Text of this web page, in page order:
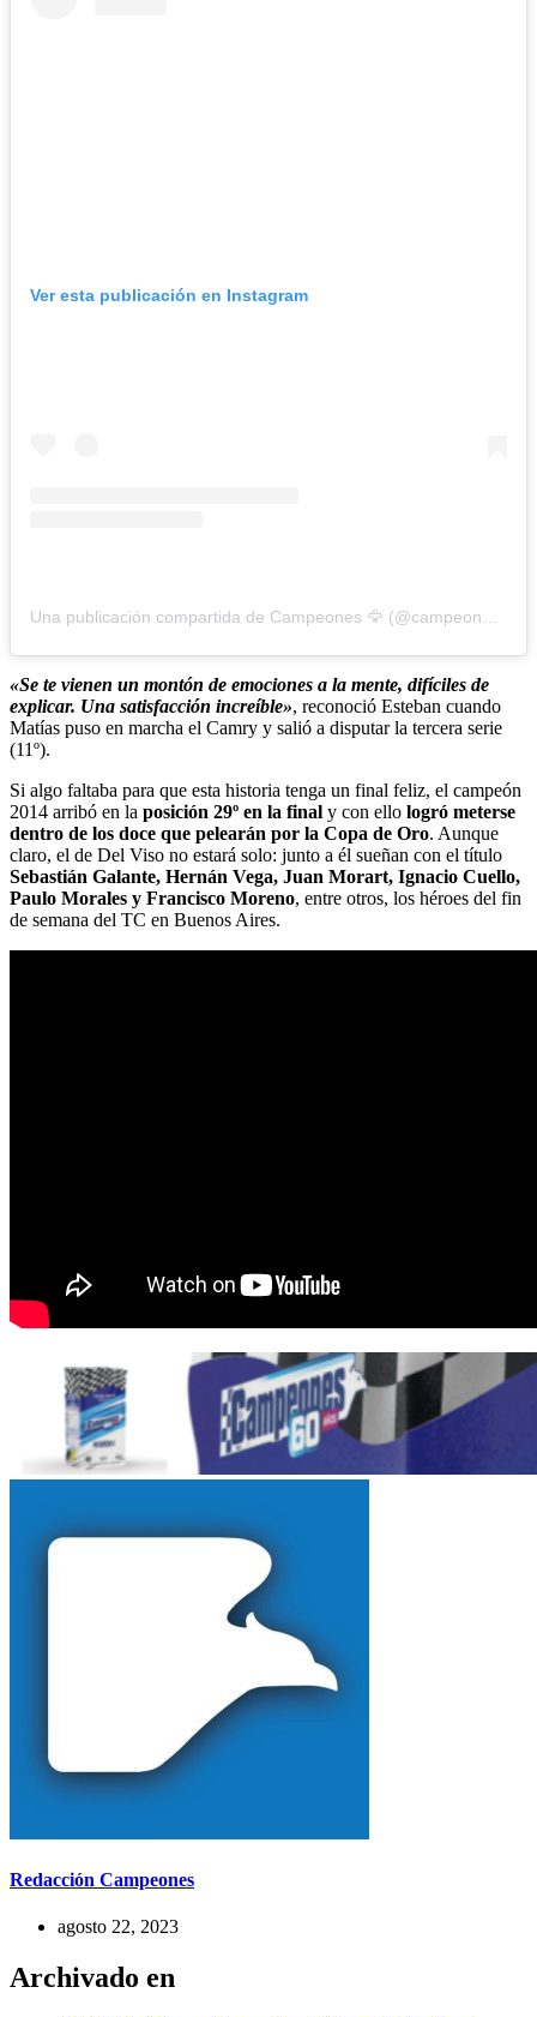
Ver esta publicación en Instagram
«Se te vienen un montón de emociones a la mente, difíciles de
explicar. Una satisfacción increíble», reconoció Esteban cuando
Matías puso en marcha el Camry y salió a disputar la tercera serie
(11º).
Si algo faltaba para que esta historia tenga un final feliz, el campeón
2014 arribó en la posición 29º en la final y con ello logró meterse
dentro de los doce que pelearán por la Copa de Oro. Aunque
claro, el de Del Viso no estará solo: junto a él sueñan con el título
Sebastián Galante, Hernán Vega, Juan Morart, Ignacio Cuello,
Paulo Morales y Francisco Moreno, entre otros, los héroes del fin
de semana del TC en Buenos Aires.
Redacción Campeones
agosto 22, 2023
Archivado en